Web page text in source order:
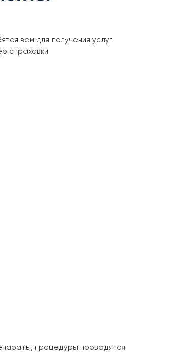
вам для получения услуг
страховки
процедуры проводятся